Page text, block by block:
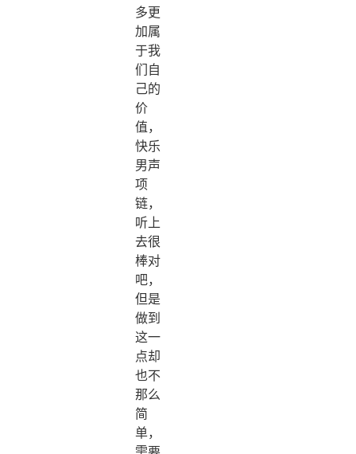
多更
加属
于我
们自
己的
价
值，
快乐
男声
项
链，
听上
去很
棒对
吧，
但是
做到
这一
点却
也不
那么
简
单，